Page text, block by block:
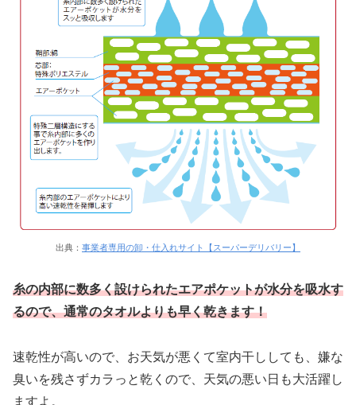
出典： 事業者専用の卸・仕入れサイト【スーパーデリバリー】
糸の内部に数多く設けられたエアポケットが水分を吸水す
るので、通常のタオルよりも早く乾きます！
速乾性が高いので、お天気が悪くて室内干ししても、嫌な
臭いを残さずカラっと乾くので、天気の悪い日も大活躍し
ますよ。